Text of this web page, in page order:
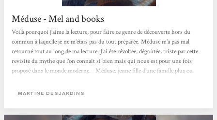
Méduse - Mel and books
Voilà pourquoi j’aime la lecture, pour faire ce genre de découverte hors du
commun à laquelle je ne m’étais pas du tout préparée. Méduse m’a pas mal
retourné tout au long de ma lecture. J’ai été révoltée, dégoûtée, triste par cette
revisite du mythe que l’on connaît si bien mais qui nous est pour une fois
proposé dans le monde moderne.⠀Méduse, jeune fille d’une famille plus ou
particularité ? Des yeux que personne ne peut regarder...
MARTINE DESJARDINS